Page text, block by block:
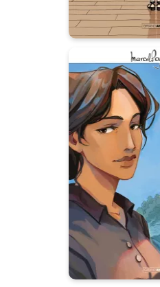
M.
Fanny -
27/03/2024
"Il faut dire
certain
navigateur, la
brisé... Elle a
elle en